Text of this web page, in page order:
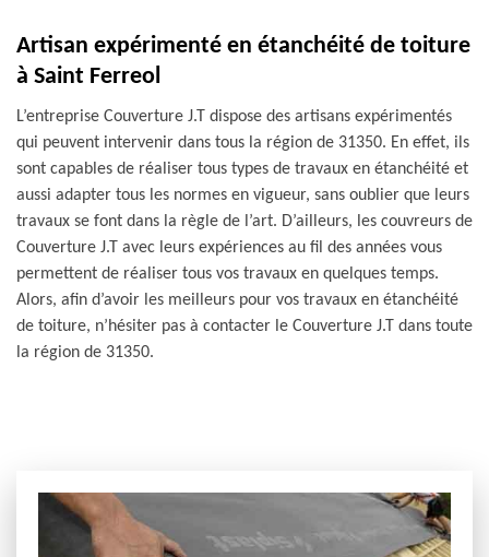
Artisan expérimenté en étanchéité de toiture
à Saint Ferreol
L’entreprise Couverture J.T dispose des artisans expérimentés
qui peuvent intervenir dans tous la région de 31350. En effet, ils
sont capables de réaliser tous types de travaux en étanchéité et
aussi adapter tous les normes en vigueur, sans oublier que leurs
travaux se font dans la règle de l’art. D’ailleurs, les couvreurs de
Couverture J.T avec leurs expériences au fil des années vous
permettent de réaliser tous vos travaux en quelques temps.
Alors, afin d’avoir les meilleurs pour vos travaux en étanchéité
de toiture, n’hésiter pas à contacter le Couverture J.T dans toute
la région de 31350.